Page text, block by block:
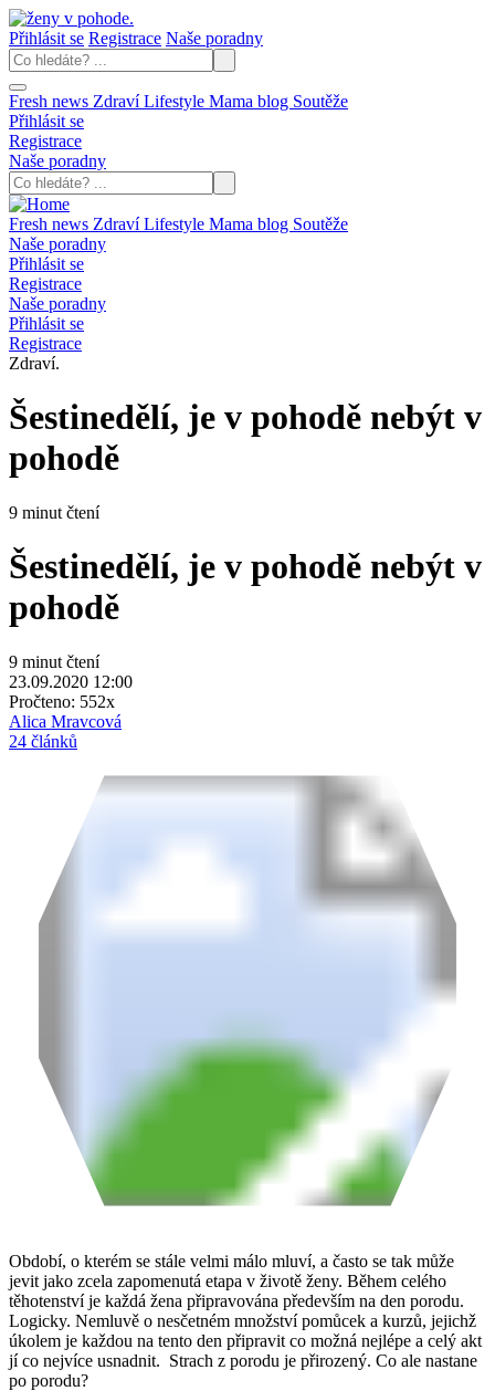
Přihlásit se Registrace Naše poradny
Fresh news ZdravíLifestyle Mama blog Soutěže
Přihlásit se
Registrace
Naše poradny
Fresh news ZdravíLifestyle Mama blog Soutěže
Naše poradny
Přihlásit se
Registrace
Naše poradny
Přihlásit se
Registrace
Zdraví.
Šestinedělí, je v pohodě nebýt v
pohodě
9 minut čtení
Šestinedělí, je v pohodě nebýt v
pohodě
9 minut čtení
23.09.2020 12:00
Pročteno: 552x
Alica Mravcová
24 článků
Období, o kterém se stále velmi málo mluví, a často se tak může
jevit jako zcela zapomenutá etapa v životě ženy. Během celého
těhotenství je každá žena připravována především na den porodu.
Logicky. Nemluvě o nesčetném množství pomůcek a kurzů, jejichž
úkolem je každou na tento den připravit co možná nejlépe a celý akt
jí co nejvíce usnadnit. Strach z porodu je přirozený. Co ale nastane
po porodu?